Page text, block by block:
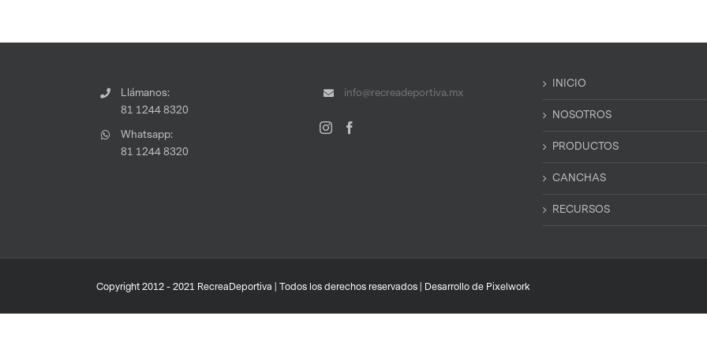
Llámanos:
81 1244 8320
Whatsapp:
81 1244 8320
info@recreadeportiva.mx
INICIO
NOSOTROS
PRODUCTOS
CANCHAS
RECURSOS
Copyright 2012 - 2021 RecreaDeportiva | Todos los derechos reservados | Desarrollo de Pixelwork